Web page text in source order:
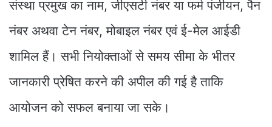
संस्था प्रमुख का नाम, जीएसटी नंबर या फर्म पंजीयन, पैन
नंबर अथवा टेन नंबर, मोबाइल नंबर एवं ई-मेल आईडी
शामिल हैं। सभी नियोक्ताओं से समय सीमा के भीतर
जानकारी प्रेषित करने की अपील की गई है ताकि
आयोजन को सफल बनाया जा सके।